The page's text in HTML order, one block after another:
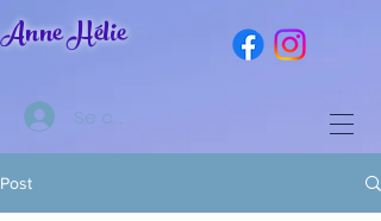
Anne Hélie
Se connecter
Post